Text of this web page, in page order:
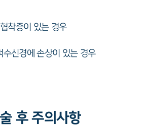
착증이 있는 경우
수신경에 손상이 있는 경우
후 주의사항